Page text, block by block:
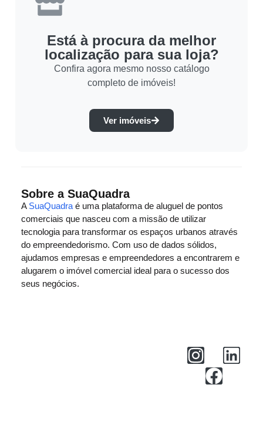
Está à procura da melhor
localização para sua loja?
Confira agora mesmo nosso catálogo
completo de imóveis!
Ver imóveis
Sobre a SuaQuadra
A SuaQuadra é uma plataforma de aluguel de pontos
comerciais que nasceu com a missão de utilizar
tecnologia para transformar os espaços urbanos através
do empreendedorismo. Com uso de dados sólidos,
ajudamos empresas e empreendedores a encontrarem e
alugarem o imóvel comercial ideal para o sucesso dos
seus negócios.